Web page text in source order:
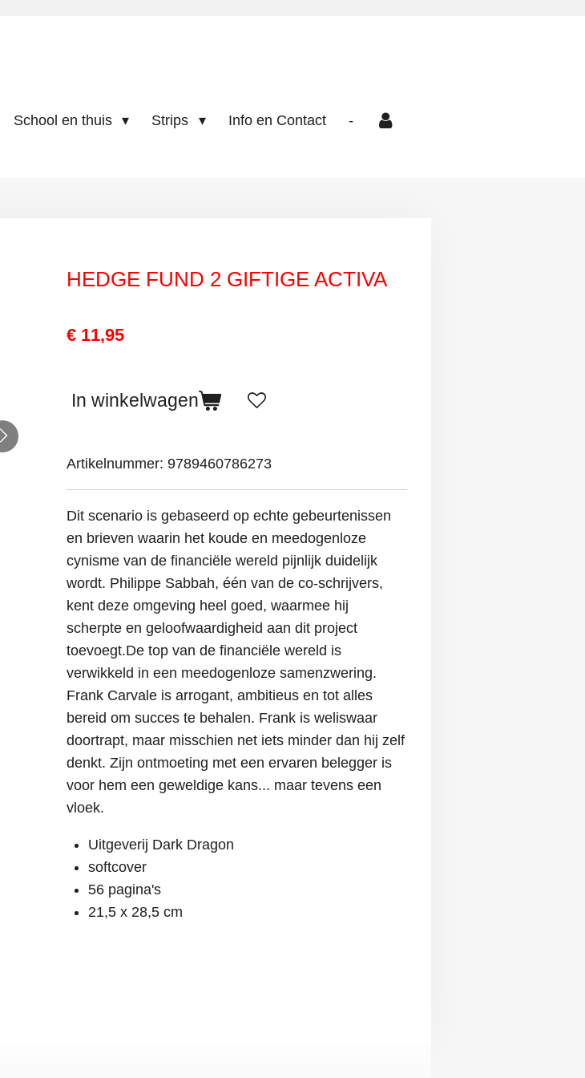
School en thuis Strips Info en Contact -
HEDGE FUND 2 GIFTIGE ACTIVA
€ 11,95
In winkelwagen
Artikelnummer: 9789460786273
Dit scenario is gebaseerd op echte gebeurtenissen
en brieven waarin het koude en meedogenloze
cynisme van de financiële wereld pijnlijk duidelijk
wordt. Philippe Sabbah, één van de co-schrijvers,
kent deze omgeving heel goed, waarmee hij
scherpte en geloofwaardigheid aan dit project
toevoegt.De top van de financiële wereld is
verwikkeld in een meedogenloze samenzwering.
Frank Carvale is arrogant, ambitieus en tot alles
bereid om succes te behalen. Frank is weliswaar
doortrapt, maar misschien net iets minder dan hij zelf
denkt. Zijn ontmoeting met een ervaren belegger is
voor hem een geweldige kans... maar tevens een
vloek.
Uitgeverij Dark Dragon
softcover
56 pagina's
21,5 x 28,5 cm